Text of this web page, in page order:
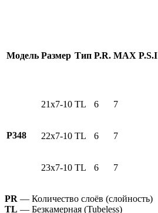
Модель Размер Тип P.R. MAX P.S.I
Р348
21х7-10 TL 6 7
22х7-10 TL 6 7
23х7-10 TL 6 7
PR — Количество слоёв (слойность)
TL — Безкамерная (Tubeless)